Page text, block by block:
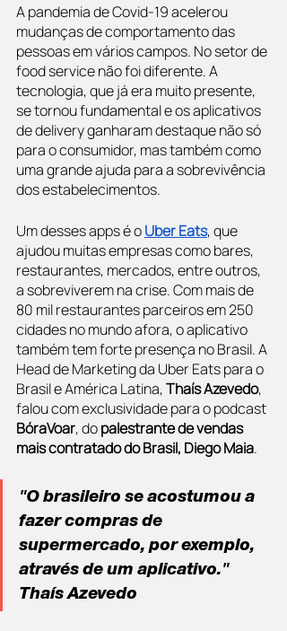
A pandemia de Covid-19 acelerou
mudanças de comportamento das
pessoas em vários campos. No setor de
food service não foi diferente. A
tecnologia, que já era muito presente,
se tornou fundamental e os aplicativos
de delivery ganharam destaque não só
para o consumidor, mas também como
uma grande ajuda para a sobrevivência
dos estabelecimentos.
Um desses apps é o Uber Eats, que
ajudou muitas empresas como bares,
restaurantes, mercados, entre outros,
a sobreviverem na crise. Com mais de
80 mil restaurantes parceiros em 250
cidades no mundo afora, o aplicativo
também tem forte presença no Brasil. A
Head de Marketing da Uber Eats para o
Brasil e América Latina, Thaís Azevedo,
falou com exclusividade para o podcast
BóraVoar, do palestrante de vendas
mais contratado do Brasil, Diego Maia.
"O brasileiro se acostumou a
fazer compras de
supermercado, por exemplo,
através de um aplicativo."
Thaís Azevedo